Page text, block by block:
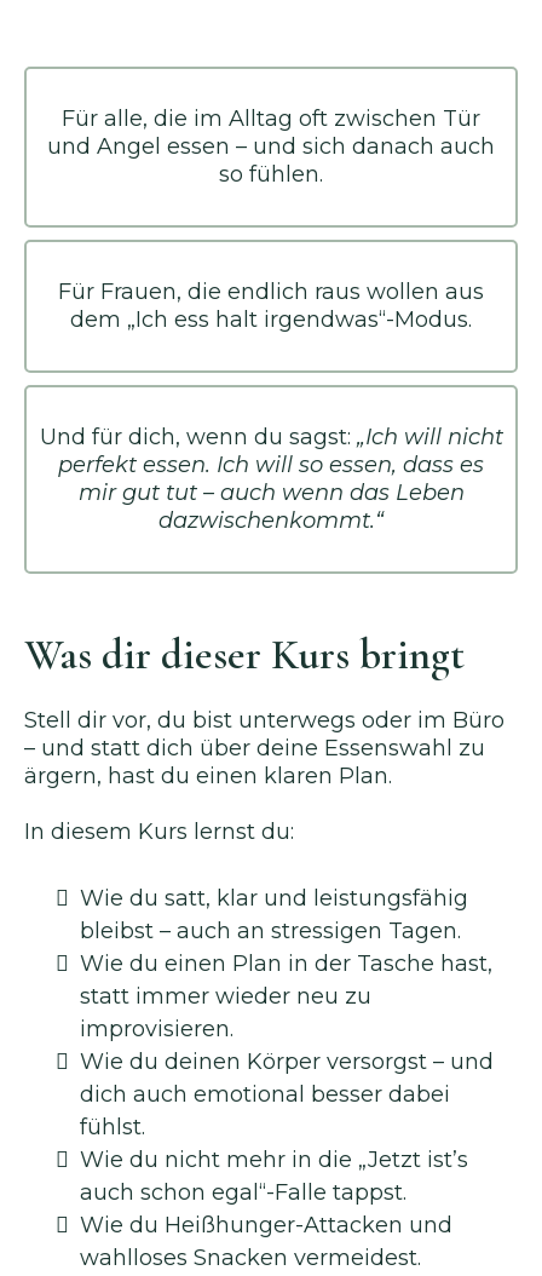
Für alle, die im Alltag oft zwischen Tür
und Angel essen – und sich danach auch
so fühlen.
Für Frauen, die endlich raus wollen aus
dem „Ich ess halt irgendwas“-Modus.
Und für dich, wenn du sagst: „Ich will nicht
perfekt essen. Ich will so essen, dass es
mir gut tut – auch wenn das Leben
dazwischenkommt.“
Was dir dieser Kurs bringt
Stell dir vor, du bist unterwegs oder im Büro
– und statt dich über deine Essenswahl zu
ärgern, hast du einen klaren Plan.
In diesem Kurs lernst du:
Wie du satt, klar und leistungsfähig
bleibst – auch an stressigen Tagen.
Wie du einen Plan in der Tasche hast,
statt immer wieder neu zu
improvisieren.
Wie du deinen Körper versorgst – und
dich auch emotional besser dabei
fühlst.
Wie du nicht mehr in die „Jetzt ist’s
auch schon egal“-Falle tappst.
Wie du Heißhunger-Attacken und
wahlloses Snacken vermeidest.